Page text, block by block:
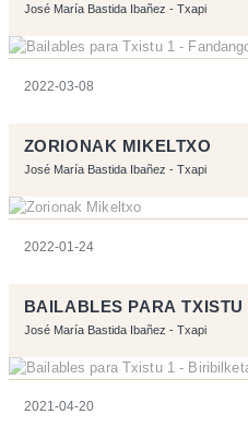
José María Bastida Ibañez - Txapi
2022-03-08
ZORIONAK MIKELTXO
José María Bastida Ibañez - Txapi
2022-01-24
BAILABLES PARA
José María Bastida Ibañez - Txapi
2021-04-20